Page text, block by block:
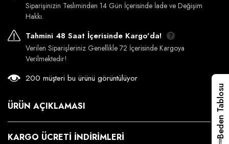
Siparişinizin Tesliminden 14 Gün İçerisinde İade ve Değişim
Hakkı.
Tahmini 48 Saat İçerisinde Kargo'da!
Verilen Siparişleriniz Genellikle 72 İçerisinde Kargoya
Verilmektedir!
200 müşteri bu ürünü görüntülüyor
ÜRÜN AÇIKLAMASI
KARGO ÜCRETI İNDIRIMLERI Beden Tablosu